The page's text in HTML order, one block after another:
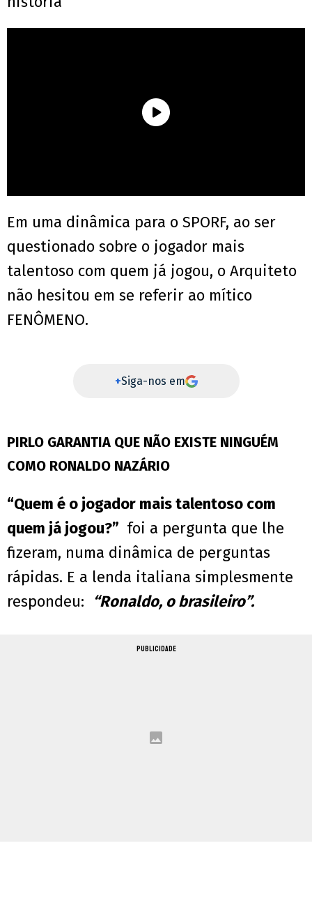
Em uma dinâmica para o SPORF, ao ser
questionado sobre o jogador mais
talentoso com quem já jogou, o Arquiteto
não hesitou em se referir ao mítico
FENÔMENO.
+Siga-nos em
PIRLO GARANTIA QUE NÃO EXISTE NINGUÉM
COMO RONALDO NAZÁRIO
“Quem é o jogador mais talentoso com
quem já jogou?” foi a pergunta que lhe
fizeram, numa dinâmica de perguntas
rápidas. E a lenda italiana simplesmente
respondeu: “Ronaldo, o brasileiro”.
PUBLICIDADE